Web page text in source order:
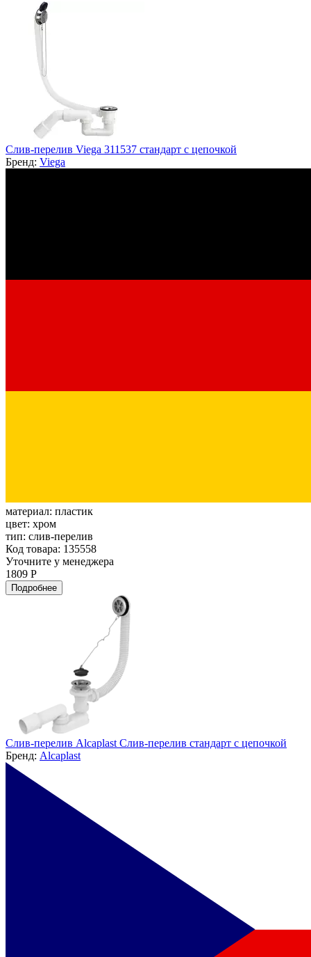
Слив-перелив Viega 311537 стандарт с цепочкой
Бренд: Viega
материал: пластик
цвет: хром
тип: слив-перелив
Код товара: 135558
Уточните у менеджера
1809 Р
Подробнее
Слив-перелив Alcaplast Слив-перелив стандарт с цепочкой
Бренд: Alcaplast